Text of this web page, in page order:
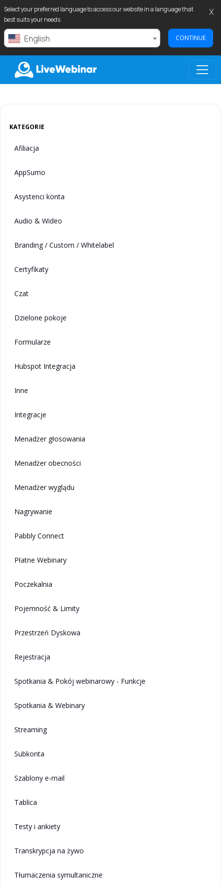
Select your preferred language to access our website in a language that
best suits your needs.
English CONTINUE
X
LIVEWEBINAR.COM
KATEGORIE
Afiliacja
AppSumo
Asystenci konta
Audio & Wideo
Branding / Custom / Whitelabel
Certyfikaty
Czat
Dzielone pokoje
Formularze
Hubspot Integracja
Inne
Integracje
Menadżer głosowania
Menadżer obecności
Menadżer wyglądu
Nagrywanie
Pabbly Connect
Płatne Webinary
Poczekalnia
Pojemność & Limity
Przestrzeń Dyskowa
Rejestracja
Spotkania & Pokój webinarowy - Funkcje
Spotkania & Webinary
Streaming
Subkonta
Szablony e-mail
Tablica
Testy i ankiety
Transkrypcja na żywo
Tłumaczenia symultaniczne